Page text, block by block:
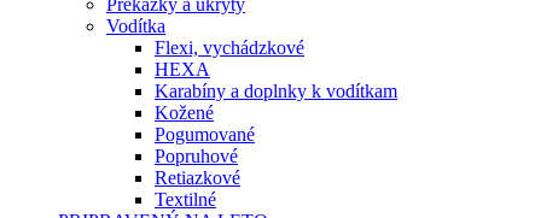
Prekážky a úkryty
Vodítka
Flexi, vychádzkové
HEXA
Karabíny a doplnky k vodítkam
Kožené
Pogumované
Popruhové
Retiazkové
Textilné